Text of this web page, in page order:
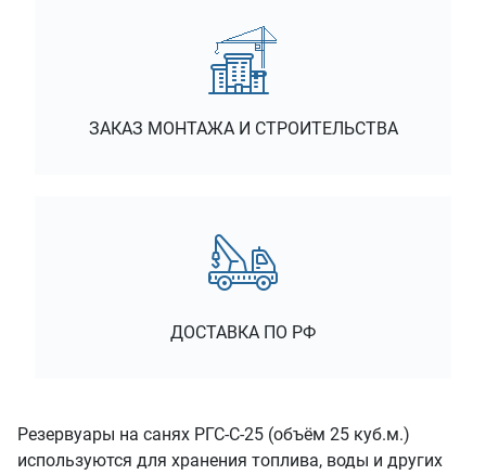
ЗАКАЗ МОНТАЖА И СТРОИТЕЛЬСТВА
ДОСТАВКА ПО РФ
Резервуары на санях РГС-С-25 (объём 25 куб.м.)
используются для хранения топлива, воды и других